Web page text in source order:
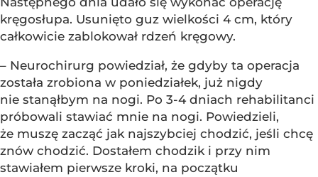
kręgosłupa. Usunięto guz wielkości 4 cm, który
całkowicie zablokował rdzeń kręgowy.
– Neurochirurg powiedział, że gdyby ta operacja
została zrobiona w poniedziałek, już nigdy
nie stanąłbym na nogi. Po 3-4 dniach rehabilitanci
próbowali stawiać mnie na nogi. Powiedzieli,
że muszę zacząć jak najszybciej chodzić, jeśli chcę
znów chodzić. Dostałem chodzik i przy nim
stawiałem pierwsze kroki, na początku